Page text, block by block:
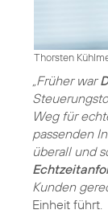
Thorsten
„Früher war
Weg für
passenden
überall und
Kunden
Einheit führt.